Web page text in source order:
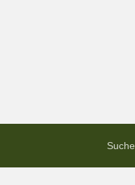
Suche